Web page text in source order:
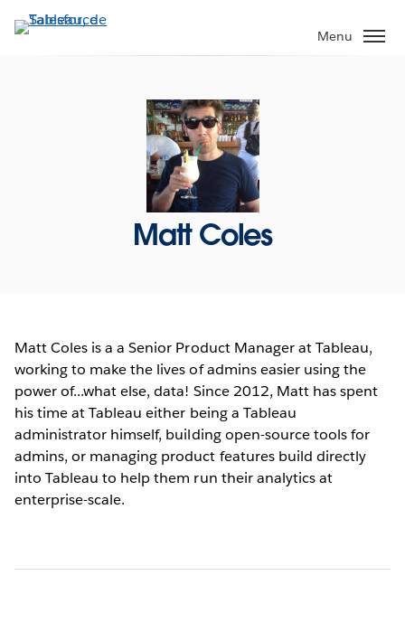
Aller
au
Menu
Matt Coles
Matt Coles is a a Senior Product Manager at Tableau,
working to make the lives of admins easier using the
power of...what else, data! Since 2012, Matt has spent
his time at Tableau either being a Tableau
administrator himself, building open-source tools for
admins, or managing product features build directly
into Tableau to help them run their analytics at
enterprise-scale.